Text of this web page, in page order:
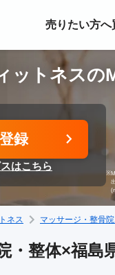
売りたい方へ
ットネス
録
はこちら
※
ネス マッサージ・整骨
・整体×福島